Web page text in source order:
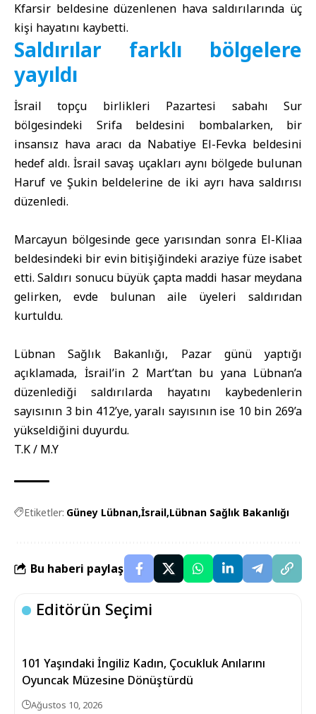
Kfarsir beldesine düzenlenen hava saldırılarında üç
kişi hayatını kaybetti.
Saldırılar farklı bölgelere
yayıldı
İsrailtopçu birlikleri Pazartesi sabahı Sur
bölgesindeki Srifa beldesini bombalarken, bir
insansız hava aracı da Nabatiye El-Fevka beldesini
hedef aldı. İsrail savaş uçakları aynı bölgede bulunan
Haruf ve Şukin beldelerine de iki ayrı hava saldırısı
düzenledi.
Marcayun bölgesinde gece yarısından sonra El-Kliaa
beldesindeki bir evin bitişiğindeki araziye füze isabet
etti. Saldırı sonucu büyük çapta maddi hasar meydana
gelirken, evde bulunan aile üyeleri saldırıdan
kurtuldu.
Lübnan Sağlık Bakanlığı, Pazar günü yaptığı
açıklamada, İsrail’in 2 Mart’tan bu yana Lübnan’a
düzenlediği saldırılarda hayatını kaybedenlerin
sayısının 3 bin 412’ye, yaralı sayısının ise 10 bin 269’a
yükseldiğini duyurdu.
T.K / M.Y
Etiketler: Güney Lübnan İsrail Lübnan Sağlık Bakanlığı
Bu haberi paylaş
Editörün Seçimi
101 Yaşındaki İngiliz Kadın, Çocukluk Anılarını
Oyuncak Müzesine Dönüştürdü
Ağustos 10, 2026